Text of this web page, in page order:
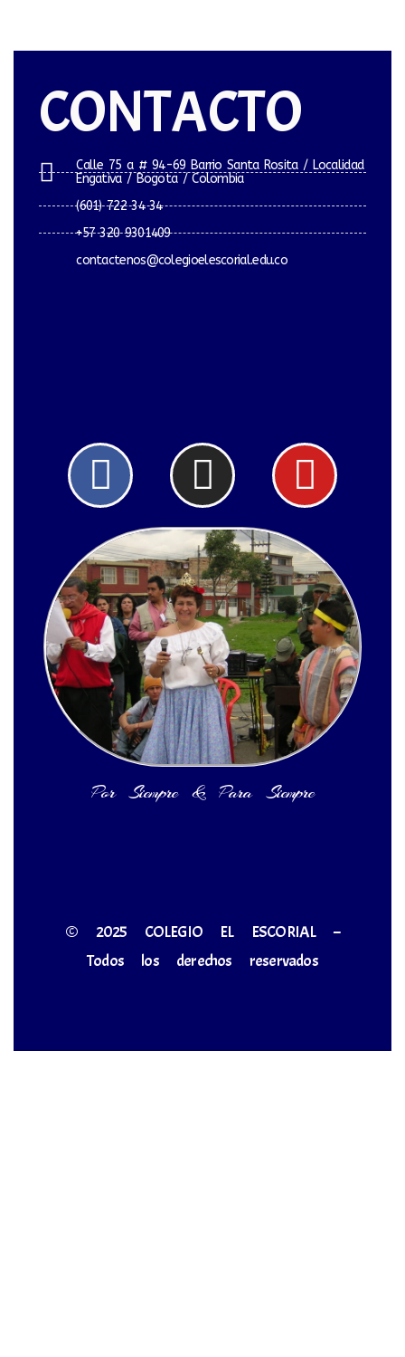
CONTACTO
Calle 75 a # 94-69 Barrio Santa Rosita / Localidad
Engativa / Bogota / Colombia
(601) 722 34 34
+57 320 9301409
contactenos@colegioelescorial.edu.co
FacebookInstagram
Por Siempre & Para Siempre
© 2025 COLEGIO EL ESCORIAL –
Todos los derechos reservados